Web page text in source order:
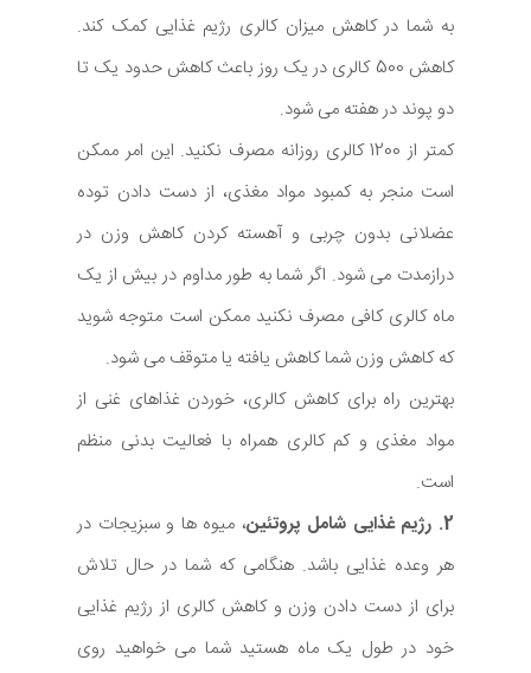
به شما در کاهش میزان کالری رژیم غذایی کمک کند.
کاهش 500 کالری در یک روز باعث کاهش حدود یک تا
دو پوند در هفته می شود.
کمتر از 1200 کالری روزانه مصرف نکنید. این امر ممکن
است منجر به کمبود مواد مغذی، از دست دادن توده
عضلانی بدون چربی و آهسته کردن کاهش وزن در
درازمدت می شود. اگر شما به طور مداوم در بیش از یک
ماه کالری کافی مصرف نکنید ممکن است متوجه شوید
که کاهش وزن شما کاهش یافته یا متوقف می شود.
بهترین راه برای کاهش کالری، خوردن غذاهای غنی از
مواد مغذی و کم کالری همراه با فعالیت بدنی منظم
است.
2. رژیم غذایی شامل پروتئین
، میوه ها و سبزیجات در
هر وعده غذایی باشد. هنگامی که شما در حال تلاش
برای از دست دادن وزن و کاهش کالری از رژیم غذایی
خود در طول یک ماه هستید شما می خواهید روی